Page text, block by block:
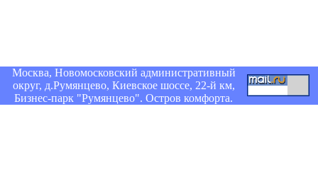
Москва, Новомосковский административный
округ, д.Румянцево, Киевское шоссе, 22-й км,
Бизнес-парк "Румянцево". Остров комфорта.